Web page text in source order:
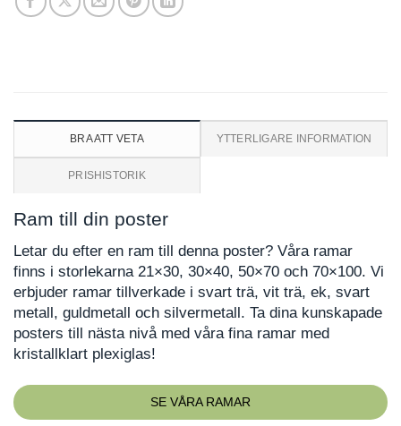
BRA ATT VETA YTTERLIGARE INFORMATION
PRISHISTORIK
Ram till din poster
Letar du efter en ram till denna poster? Våra ramar
finns i storlekarna 21×30, 30×40, 50×70 och 70×100. Vi
erbjuder ramar tillverkade i svart trä, vit trä, ek, svart
metall, guldmetall och silvermetall. Ta dina kunskapade
posters till nästa nivå med våra fina ramar med
kristallklart plexiglas!
SE VÅRA RAMAR